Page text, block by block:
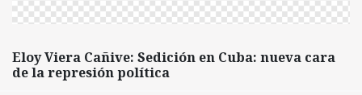
Eloy Viera Cañive: Sedición en Cuba: nueva cara
de la represión política